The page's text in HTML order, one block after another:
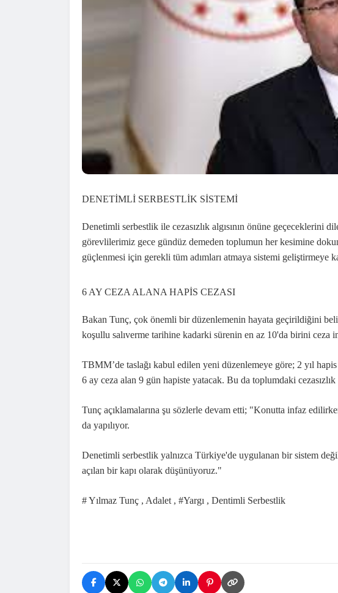
DENETİMLİ SERBESTLİK SİSTEMİ
Denetimli serbestlik ile cezasızlık algısının önüne geçeceklerini
görevlilerimiz gece gündüz demeden toplumun her kesimine
güçlenmesi için gerekli tüm adımları atmaya sistemi geliştirmeye
6 AY CEZA ALANA HAPİS CEZASI
Bakan Tunç, çok önemli bir düzenlemenin hayata geçirildiğini
koşullu salıverme tarihine kadarki sürenin en az 10'da birini ceza
TBMM’de taslağı kabul edilen yeni düzenlemeye göre; 2 yıl hapis
6 ay ceza alan 9 gün hapiste yatacak. Bu da toplumdaki
Tunç açıklamalarına şu sözlerle devam etti; "Konutta infaz
da yapılıyor.
Denetimli serbestlik yalnızca Türkiye'de uygulanan bir sistem
açılan bir kapı olarak düşünüyoruz."
# Yılmaz Tunç , Adalet , #Yargı , Dentimli Serbestlik